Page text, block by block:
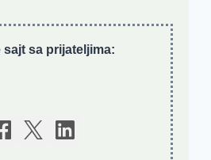
sajt sa prijateljima: